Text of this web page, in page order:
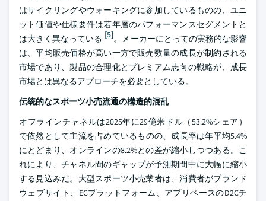
はサイクリングやウォーキングに参加しているものの、ユニ
ット価値や仕様要件は若年層のパフォーマンスセグメントと
は大きく異なっている [5]。メーカーにとっての実務的な影響
は、平均販売価格が高い一方で販売数量の成長が制約される
市場であり、製品の合理化とプレミアム志向の戦略が、成長
市場とは異なるアプローチを必要としている。
伝統的なスポーツ小売流通の構造的混乱
オフラインチャネルは2025年に29億米ドル（53.2%シェア）
で依然として主流を占めているものの、成長率は年平均5.4%
にとどまり、オンラインの8.2%との差が縮小しつつある。こ
れにより、チャネル間のギャップが予測期間中に大幅に縮小
する見込みだ。大型スポーツ小売業者は、消費者がブランド
ウェブサイト、ECプラットフォーム、アプリベースのD2Cチ